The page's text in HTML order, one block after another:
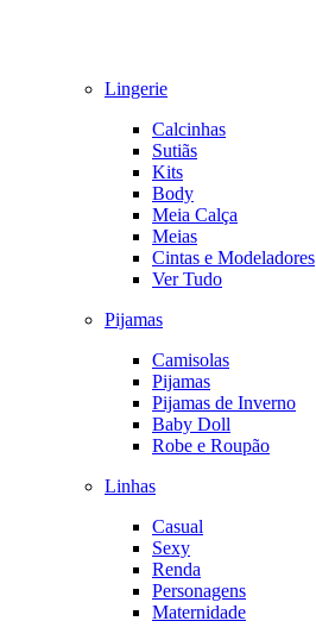
Lingerie
Calcinhas
Sutiãs
Kits
Body
Meia Calça
Meias
Cintas e Modeladores
Ver Tudo
Pijamas
Camisolas
Pijamas
Pijamas de Inverno
Baby Doll
Robe e Roupão
Linhas
Casual
Sexy
Renda
Personagens
Maternidade